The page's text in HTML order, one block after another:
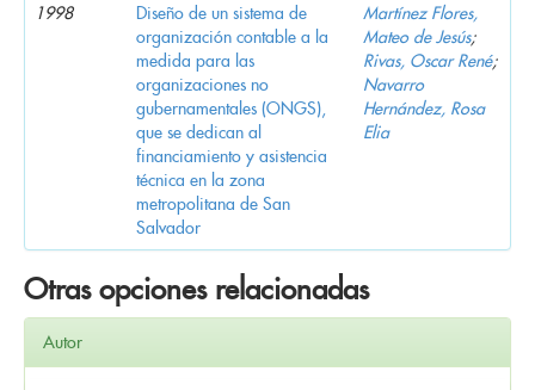
1998
Diseño de un sistema de
organización contable a la
medida para las
organizaciones no
gubernamentales (ONGS),
que se dedican al
financiamiento y asistencia
técnica en la zona
metropolitana de San
Salvador
Martínez Flores,
Mateo de Jesús;
Rivas, Oscar René;
Navarro
Hernández, Rosa
Elia
Otras opciones relacionadas
Autor